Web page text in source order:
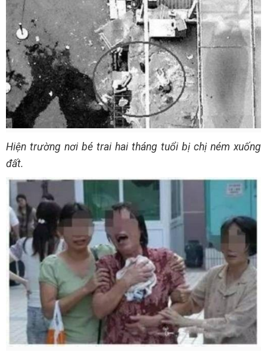
Hiện trường nơi bé trai hai tháng tuổi bị chị ném xuống
đất.